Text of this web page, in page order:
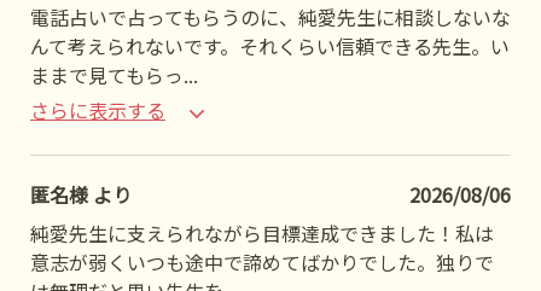
電話占いで占ってもらうのに、純愛先生に相談しないな
んて考えられないです。それくらい信頼できる先生。い
ままで見てもらっ...
さらに表示する
匿名様 より
2026/08/06
純愛先生に支えられながら目標達成できました！私は
意志が弱くいつも途中で諦めてばかりでした。独りで